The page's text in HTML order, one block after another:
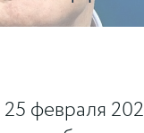
февраля